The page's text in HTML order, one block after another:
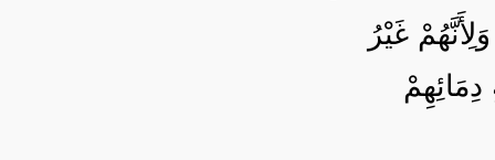
غَيْرُ